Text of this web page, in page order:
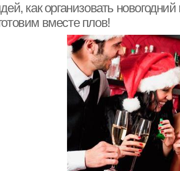
как организовать
вместе плов!